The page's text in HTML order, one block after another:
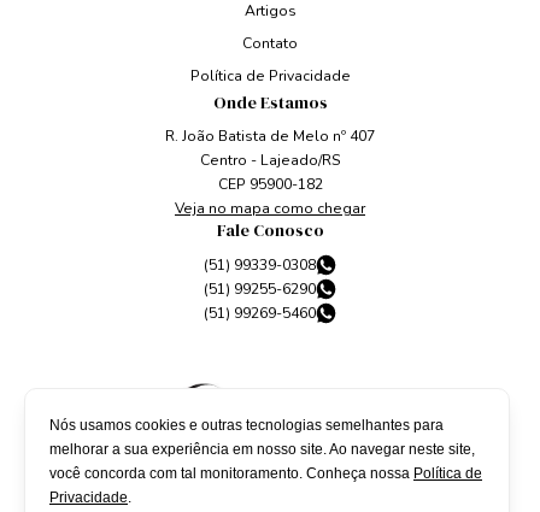
Artigos
Contato
Política de Privacidade
Onde Estamos
R. João Batista de Melo nº 407
Centro - Lajeado/RS
CEP 95900-182
Veja no mapa como chegar
Fale Conosco
(51) 99339-0308
(51) 99255-6290
(51) 99269-5460
Nós usamos cookies e outras tecnologias semelhantes para
melhorar a sua experiência em nosso site. Ao navegar neste site,
você concorda com tal monitoramento. Conheça nossa Política de
Privacidade.